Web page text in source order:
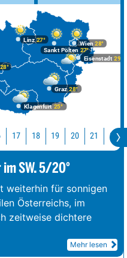
Graz28°
Klagenfurt 25°
Linz27°
Wien 28°
Eisenstadt 29°
Sankt Pölten 27°
17 18 19 20 21 22
SW. 5/20°
weiterhin für sonnigen
Österreichs, im
zeitweise dichtere
Mehr lesen